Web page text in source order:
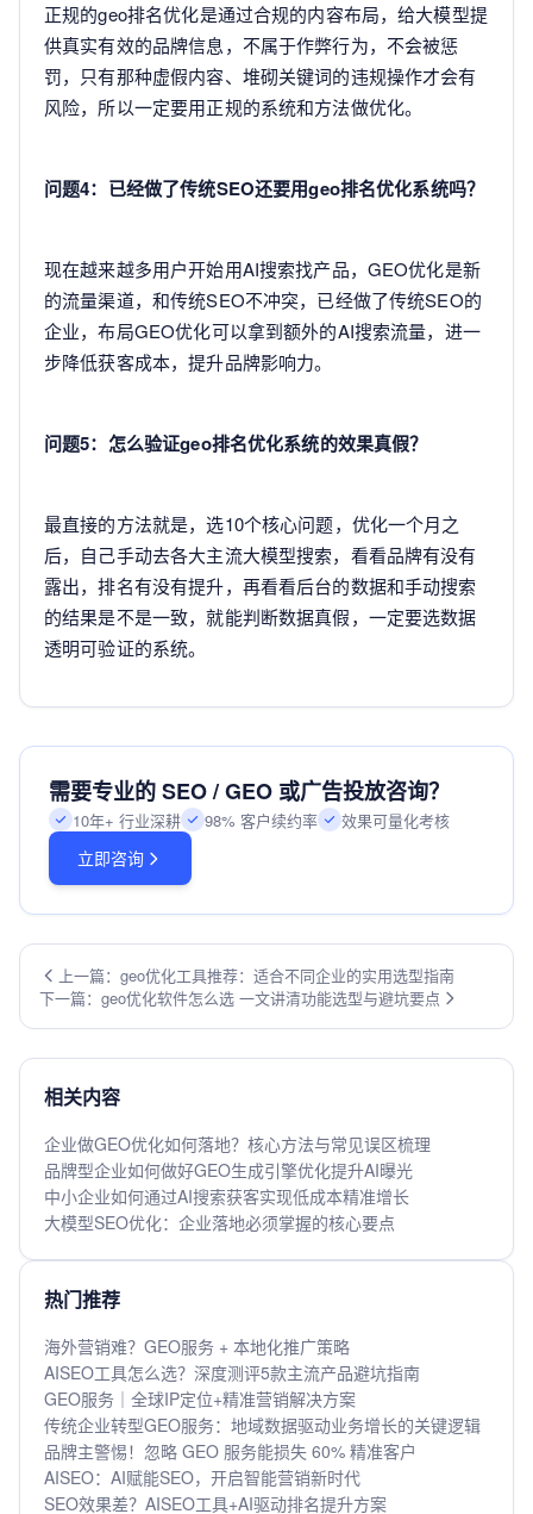
正规的geo排名优化是通过合规的内容布局，给大模型提
供真实有效的品牌信息，不属于作弊行为，不会被惩
罚，只有那种虚假内容、堆砌关键词的违规操作才会有
风险，所以一定要用正规的系统和方法做优化。
问题4：已经做了传统SEO还要用geo排名优化系统吗？
现在越来越多用户开始用AI搜索找产品，GEO优化是新
的流量渠道，和传统SEO不冲突，已经做了传统SEO的
企业，布局GEO优化可以拿到额外的AI搜索流量，进一
步降低获客成本，提升品牌影响力。
问题5：怎么验证geo排名优化系统的效果真假？
最直接的方法就是，选10个核心问题，优化一个月之
后，自己手动去各大主流大模型搜索，看看品牌有没有
露出，排名有没有提升，再看看后台的数据和手动搜索
的结果是不是一致，就能判断数据真假，一定要选数据
透明可验证的系统。
需要专业的 SEO / GEO 或广告投放咨询？
10年+ 行业深耕 98% 客户续约率 效果可量化考核
立即咨询
上一篇：geo优化工具推荐：适合不同企业的实用选型指南
下一篇：geo优化软件怎么选 一文讲清功能选型与避坑要点
相关内容
企业做GEO优化如何落地？核心方法与常见误区梳理
品牌型企业如何做好GEO生成引擎优化提升AI曝光
中小企业如何通过AI搜索获客实现低成本精准增长
大模型SEO优化：企业落地必须掌握的核心要点
热门推荐
海外营销难？GEO服务 + 本地化推广策略
AISEO工具怎么选？深度测评5款主流产品避坑指南
GEO服务｜全球IP定位+精准营销解决方案
传统企业转型GEO服务：地域数据驱动业务增长的关键逻辑
品牌主警惕！忽略 GEO 服务能损失 60% 精准客户
AISEO：AI赋能SEO，开启智能营销新时代
SEO效果差？AISEO工具+AI驱动排名提升方案